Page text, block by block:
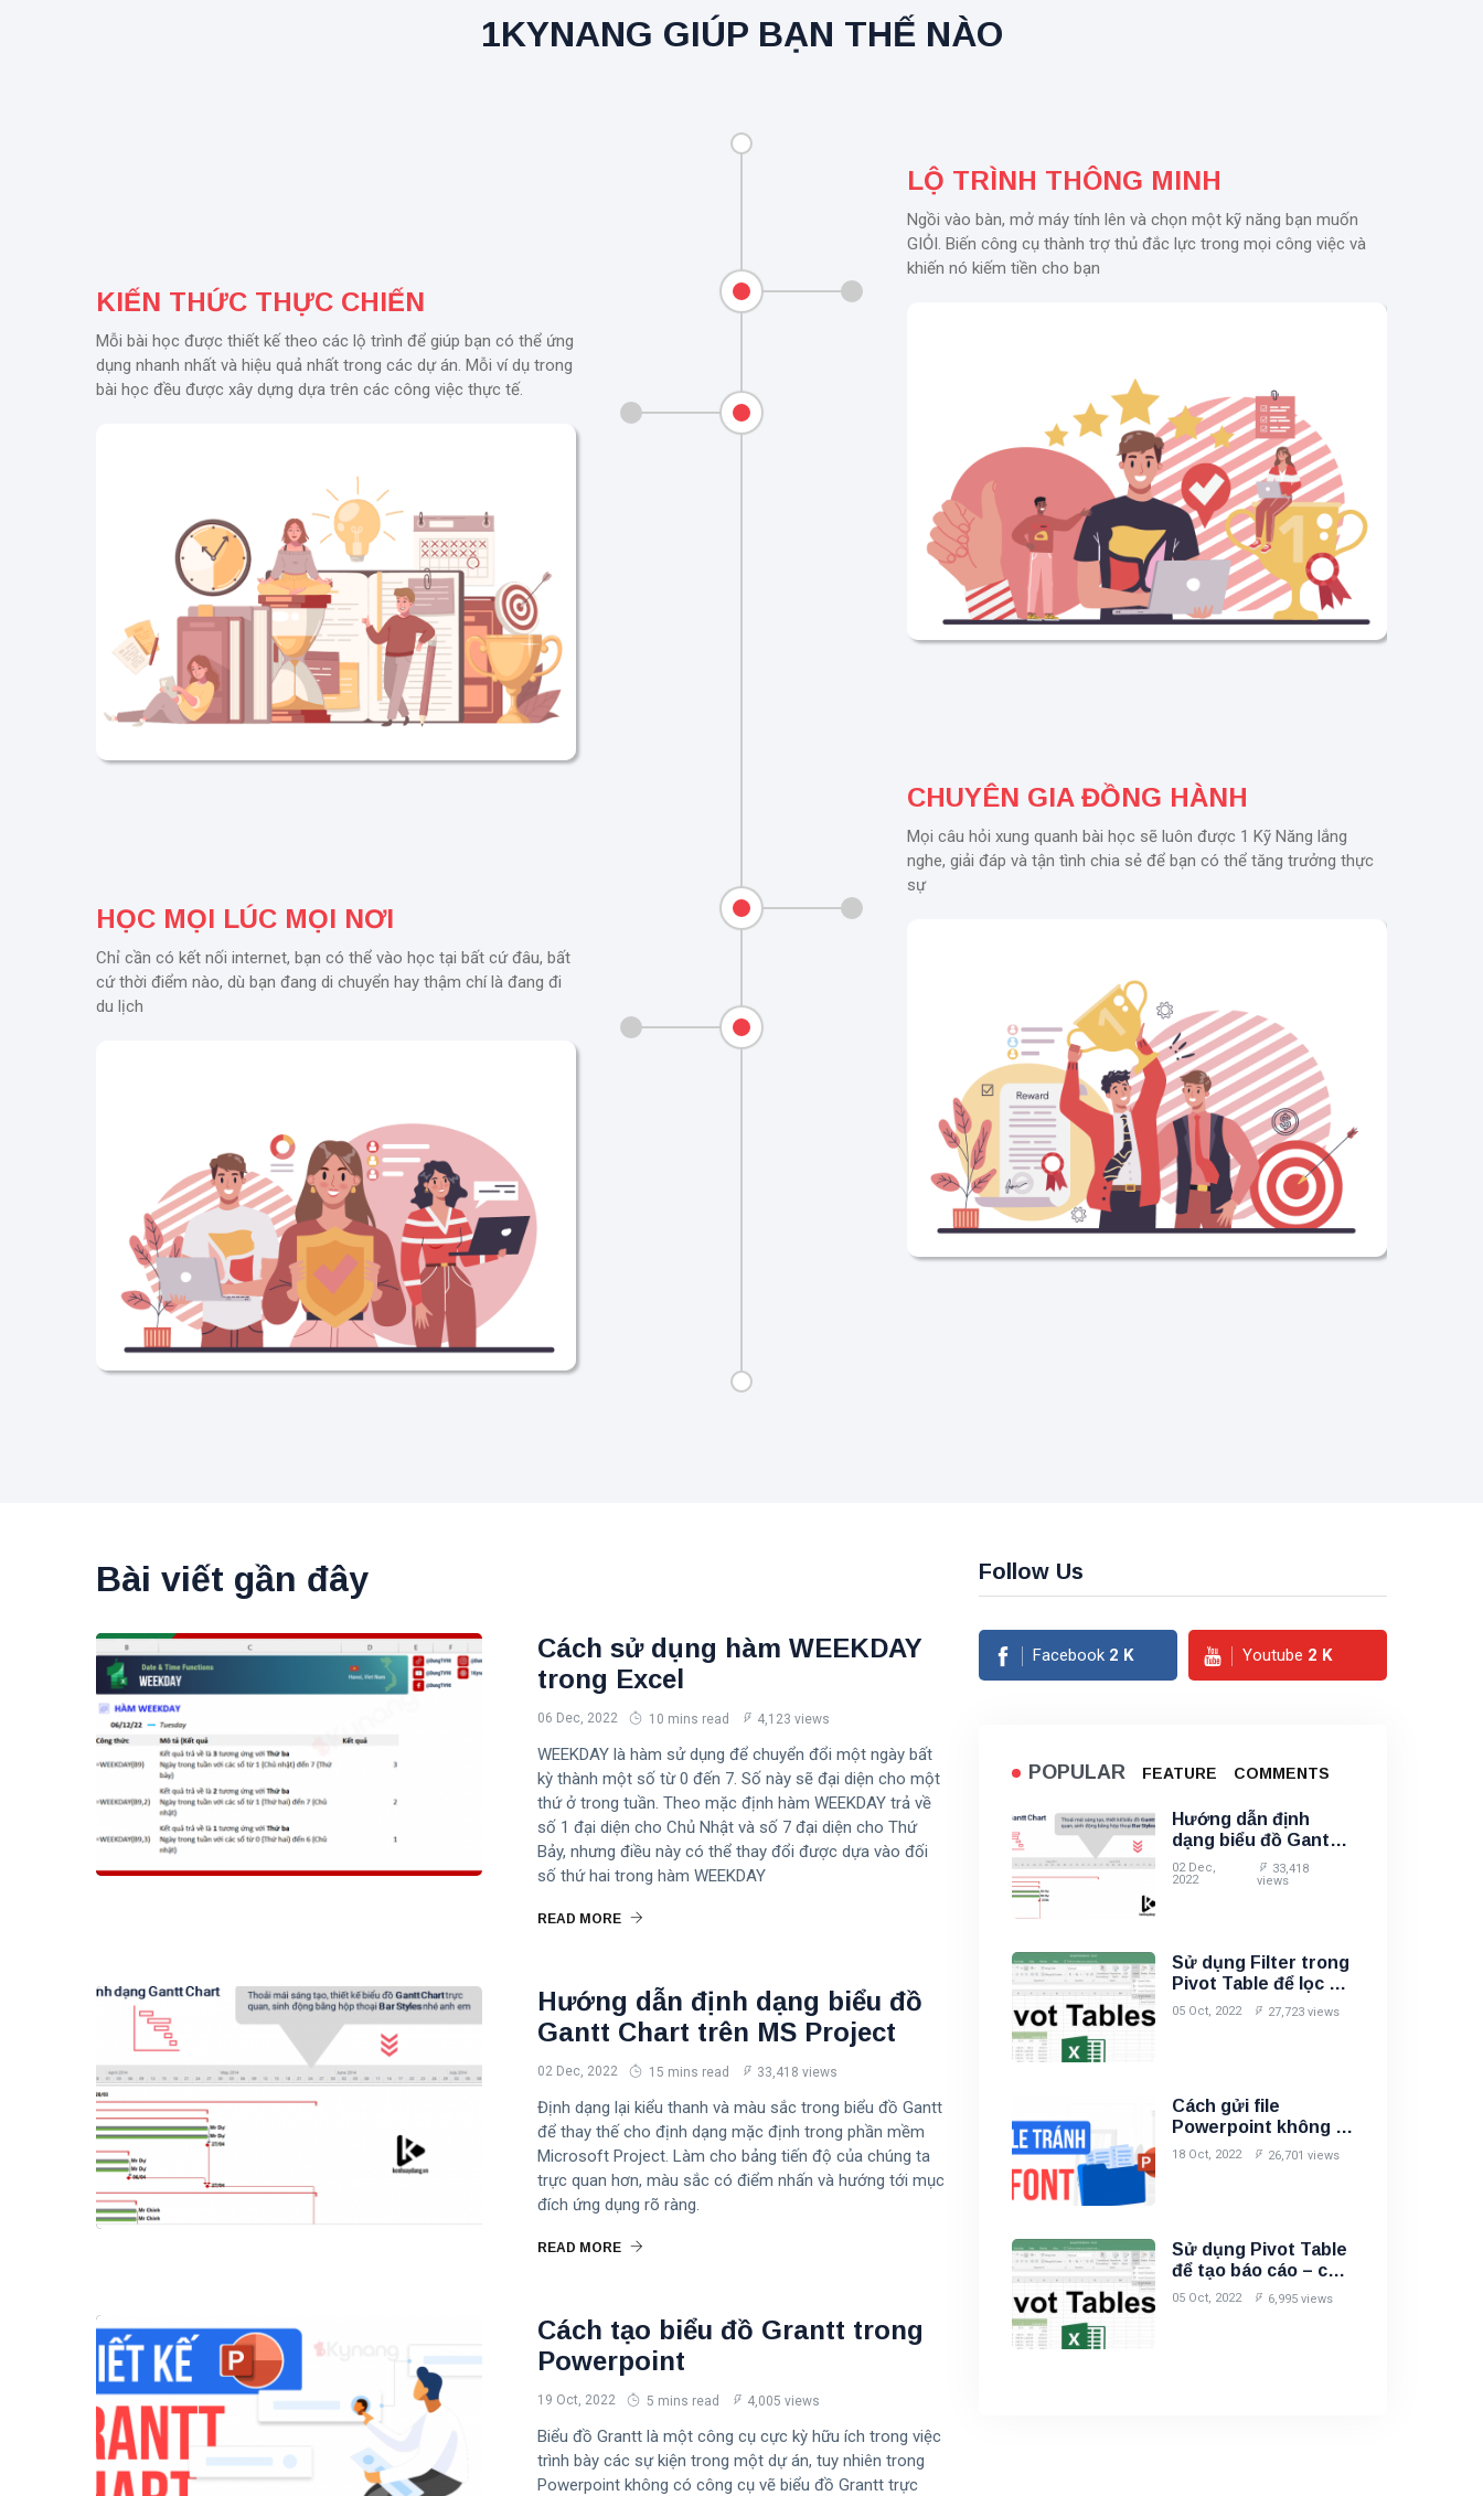
1KYNANG GIÚP BẠN THẾ NÀO
LỘ TRÌNH THÔNG MINH
Ngồi vào bàn, mở máy tính lên và chọn một kỹ năng bạn muốn
GIỎI. Biến công cụ thành trợ thủ đắc lực trong mọi công việc và
khiến nó kiếm tiền cho bạn
KIẾN THỨC THỰC CHIẾN
Mỗi bài học được thiết kế theo các lộ trình để giúp bạn có thể ứng
dụng nhanh nhất và hiệu quả nhất trong các dự án. Mỗi ví dụ trong
bài học đều được xây dựng dựa trên các công việc thực tế.
CHUYÊN GIA ĐỒNG HÀNH
Mọi câu hỏi xung quanh bài học sẽ luôn được 1 Kỹ Năng lắng
nghe, giải đáp và tận tình chia sẻ để bạn có thể tăng trưởng thực
sự
HỌC MỌI LÚC MỌI NƠI
Chỉ cần có kết nối internet, bạn có thể vào học tại bất cứ đâu, bất
cứ thời điểm nào, dù bạn đang di chuyển hay thậm chí là đang đi
du lịch
Bài viết gần đây
Cách sử dụng hàm WEEKDAY
trong Excel
06 Dec, 2022 10 mins read 4,123 views
WEEKDAY là hàm sử dụng để chuyển đổi một ngày bất
kỳ thành một số từ 0 đến 7. Số này sẽ đại diện cho một
thứ ở trong tuần. Theo mặc định hàm WEEKDAY trả về
số 1 đại diện cho Chủ Nhật và số 7 đại diện cho Thứ
Bảy, nhưng điều này có thể thay đổi được dựa vào đối
số thứ hai trong hàm WEEKDAY
READ MORE
Hướng dẫn định dạng biểu đồ
Gantt Chart trên MS Project
02 Dec, 2022 15 mins read 33,418 views
Định dạng lại kiểu thanh và màu sắc trong biểu đồ Gantt
để thay thế cho định dạng mặc định trong phần mềm
Microsoft Project. Làm cho bảng tiến độ của chúng ta
trực quan hơn, màu sắc có điểm nhấn và hướng tới mục
đích ứng dụng rõ ràng.
READ MORE
Cách tạo biểu đồ Grantt trong
Powerpoint
19 Oct, 2022 5 mins read 4,005 views
Biểu đồ Grantt là một công cụ cực kỳ hữu ích trong việc
trình bày các sự kiện trong một dự án, tuy nhiên trong
Powerpoint không có công cụ vẽ biểu đồ Grantt trực
Follow Us
Facebook 2 K Youtube 2 K
POPULAR FEATURE COMMENTS
Hướng dẫn định
dạng biểu đồ Gantt
Chart trên MS
Project
02 Dec,
2022
33,418
views
Sử dụng Filter trong
Pivot Table để lọc dữ
liệu
05 Oct, 2022 27,723 views
Cách gửi file
Powerpoint không bị
lỗi Font
18 Oct, 2022 26,701 views
Sử dụng Pivot Table
để tạo báo cáo – chỉ
bằng cách kéo thả
05 Oct, 2022 6,995 views